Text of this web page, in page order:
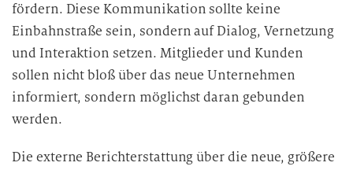
fördern. Diese Kommunikation sollte keine
Einbahnstraße sein, sondern auf Dialog, Vernetzung
und Interaktion setzen. Mitglieder und Kunden
sollen nicht bloß über das neue Unternehmen
informiert, sondern möglichst daran gebunden
werden.
Die externe Berichterstattung über die neue, größere